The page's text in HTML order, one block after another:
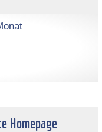
Homepage